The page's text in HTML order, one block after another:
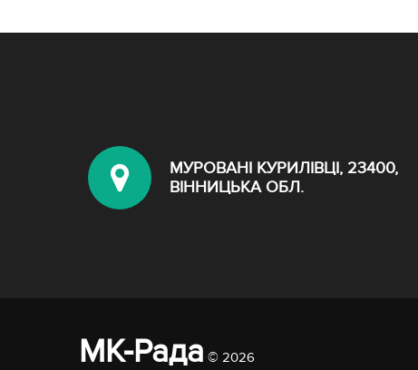
МУРОВАНІ КУРИЛІВЦІ, 23400,
ВІННИЦЬКА ОБЛ.
МК-Рада © 2026